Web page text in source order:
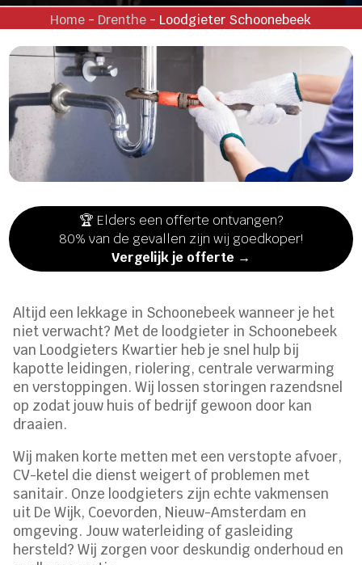
Home - Drenthe - Loodgieter Schoonebeek
🏆 Elders een offerte ontvangen?
80% van de gevallen zijn wij goedkoper!
Vergelijk je offerte →
Altijd een lekkage in Schoonebeek wanneer je het
niet verwacht? Met de loodgieter in Schoonebeek
van Loodgieters Kwartier heb je snel hulp bij
kapotte leidingen, riolering, centrale verwarming
en verstoppingen. Wij lossen storingen razendsnel
op zodat jouw huis of bedrijf gewoon door kan
draaien.
Wij maken korte metten met een verstopte afvoer,
CV-ketel die dienst weigert of problemen met
sanitair. Onze loodgieters zijn echte vakmensen
uit De Wijk, Coevorden, Nieuw-Amsterdam en
omgeving. Jouw waterleiding of gasleiding
hersteld? Wij zorgen voor deskundig onderhoud en